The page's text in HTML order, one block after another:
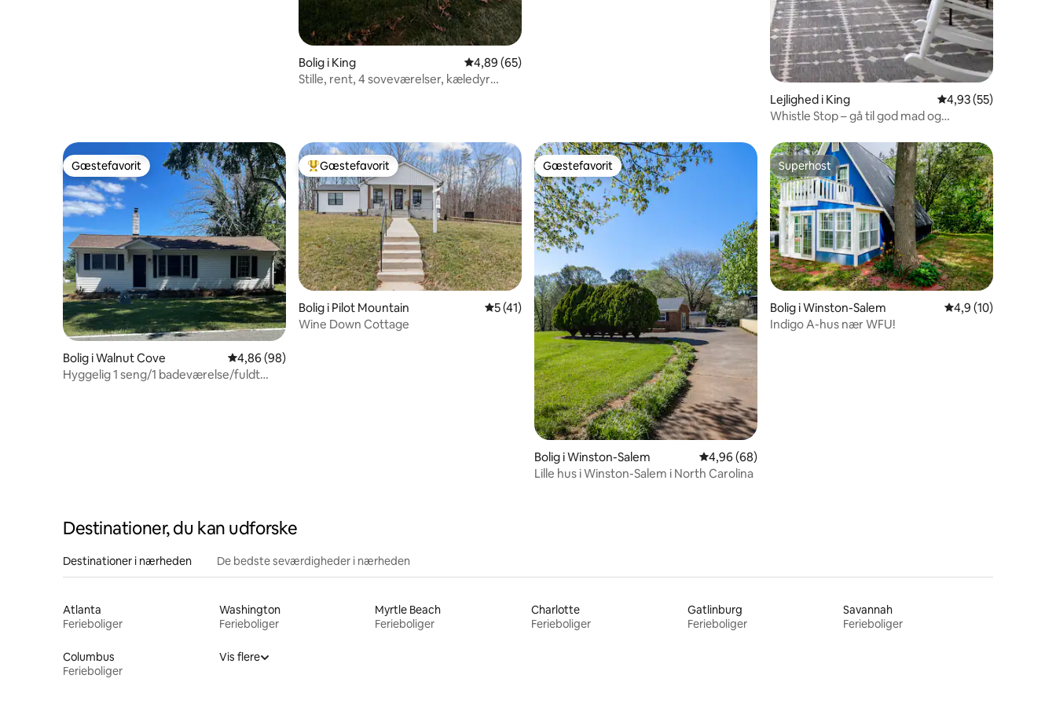
Bolig i King 4,89 ud af 5 i gennemsnitlig bedømmelse, 65 omtaler
4,89 (65)
Stille, rent, 4 soveværelser, kæledyr
Lejlighed i King 4,93 ud af 5 i
4,93 (55)
Whistle Stop – gå til god mad og
Gæstefavorit
Gæstefavorit
Bolig i Walnut Cove 4,86 ud af 5 i gennemsnitlig bedømmelse, 98 omtaler
4,86 (98)
Hyggelig 1 seng/1 badeværelse/fuldt
Bedste gæstefavorit
Gæstefavorit
Bolig i Pilot Mountain 5 ud af 5 i gennemsnitlig bedømmelse, 41 omtaler
5 (41)
Wine Down Cottage
Gæstefavorit
Gæstefavorit
Bolig i Winston-Salem 4,96 ud af 5 i gennemsnitlig bedømmelse, 68 omtaler
4,96 (68)
Lille hus i Winston-Salem i North Carolina
Superhost
Superhost
Bolig i Winston-Salem 4,9 ud af 5 i
4,9 (10)
Indigo A-hus nær WFU!
Destinationer, du kan udforske
Destinationer i nærheden De bedste seværdigheder i nærheden
Atlanta
Ferieboliger
Washington
Ferieboliger
Myrtle Beach
Ferieboliger
Charlotte
Ferieboliger
Gatlinburg
Ferieboliger
Savannah
Ferieboliger
Columbus
Ferieboliger
Vis flere